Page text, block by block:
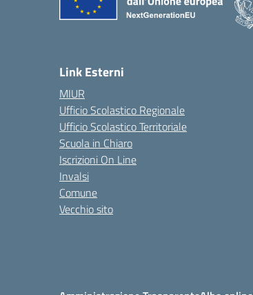
Link Esterni
MIUR
Ufficio Scolastico Regionale
Ufficio Scolastico Territoriale
Scuola in Chiaro
Iscrizioni On Line
Invalsi
Comune
Vecchio sito